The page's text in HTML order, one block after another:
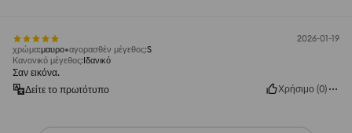
2026-01-19
χρώμα:μαυρο αγορασθέν μέγεθος:S
Κανονικό μέγεθος:Ιδανικό
Σαν εικόνα.
Δείτε το πρωτότυπο
Χρήσιμο (0)